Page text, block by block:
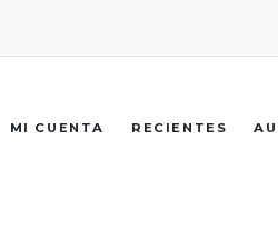
MI CUENTA RECIENTES